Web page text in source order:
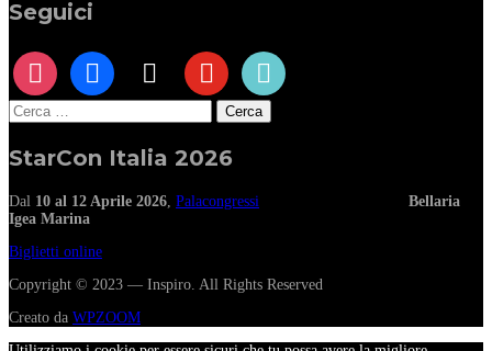
Seguici
instagram facebook youtube tiktok
Ricerca
per:
StarCon Italia 2026
Dal 10 al 12 Aprile 2026 Palacongressi
Bellaria
Igea Marina
Biglietti online
Copyright © 2023 — Inspiro. All Rights Reserved
Creato da WPZOOM